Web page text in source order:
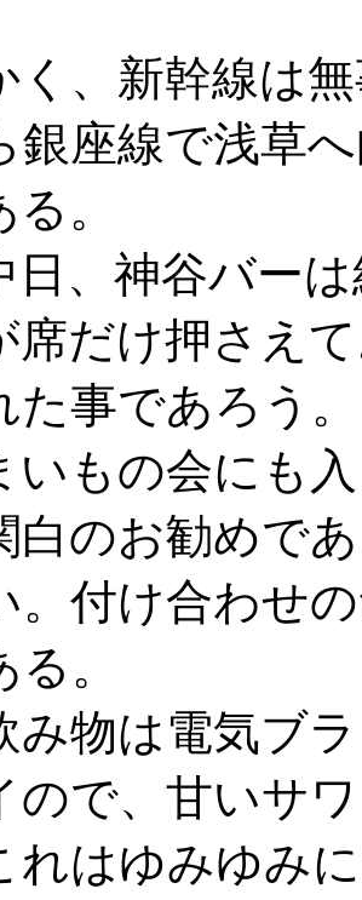
、新幹線は
銀座線で浅草
。
日、神谷バー
席だけ押さえ
事であろう。
いもの会にも
白のお勧めで
。付け合わせ
。
み物は電気ブ
ので、甘いサ
れはゆみゆみ